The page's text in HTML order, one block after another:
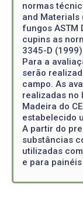
normas
and Materials
fungos ASTM
cupins as
3345-D
Para a
serão
campo. As
realizadas no
Madeira do
estabelecido
A partir do
substâncias
utilizadas
e para